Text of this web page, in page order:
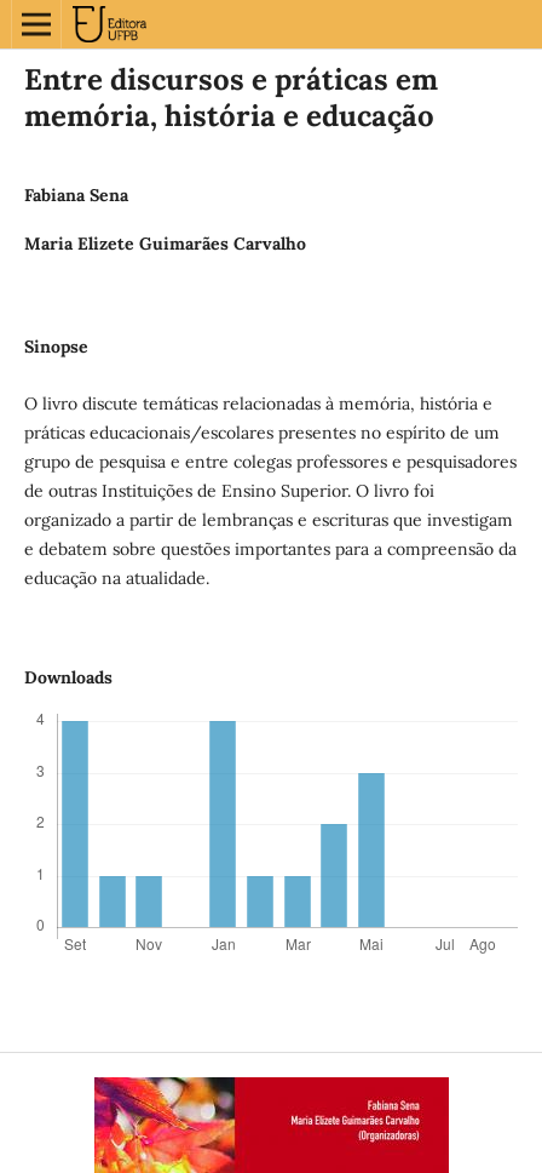
Entre discursos e práticas em
memória, história e educação
Fabiana Sena
Maria Elizete Guimarães Carvalho
Sinopse
O livro discute temáticas relacionadas à memória, história e
práticas educacionais/escolares presentes no espírito de um
grupo de pesquisa e entre colegas professores e pesquisadores
de outras Instituições de Ensino Superior. O livro foi
organizado a partir de lembranças e escrituras que investigam
e debatem sobre questões importantes para a compreensão da
educação na atualidade.
Downloads